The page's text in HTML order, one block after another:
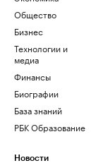
Общество
Бизнес
Технологии и
медиа
Финансы
Биографии
База знаний
РБК Образование
Новости